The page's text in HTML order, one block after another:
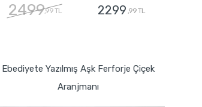
2499,99 TL 2299 ,99 TL
Ebediyete Yazılmış Aşk Ferforje Çiçek
Aranjmanı